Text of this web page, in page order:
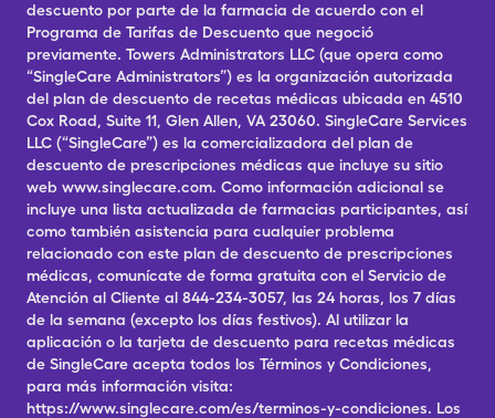
descuento por parte de la farmacia de acuerdo con el
Programa de Tarifas de Descuento que negoció
previamente. Towers Administrators LLC (que opera como
“SingleCare Administrators”) es la organización autorizada
del plan de descuento de recetas médicas ubicada en 4510
Cox Road, Suite 11, Glen Allen, VA 23060. SingleCare Services
LLC (“SingleCare”) es la comercializadora del plan de
descuento de prescripciones médicas que incluye su sitio
web www.singlecare.com. Como información adicional se
incluye una lista actualizada de farmacias participantes, así
como también asistencia para cualquier problema
relacionado con este plan de descuento de prescripciones
médicas, comunícate de forma gratuita con el Servicio de
Atención al Cliente al 844-234-3057, las 24 horas, los 7 días
de la semana (excepto los días festivos). Al utilizar la
aplicación o la tarjeta de descuento para recetas médicas
de SingleCare acepta todos los Términos y Condiciones,
para más información visita:
https://www.singlecare.com/es/terminos-y-condiciones. Los